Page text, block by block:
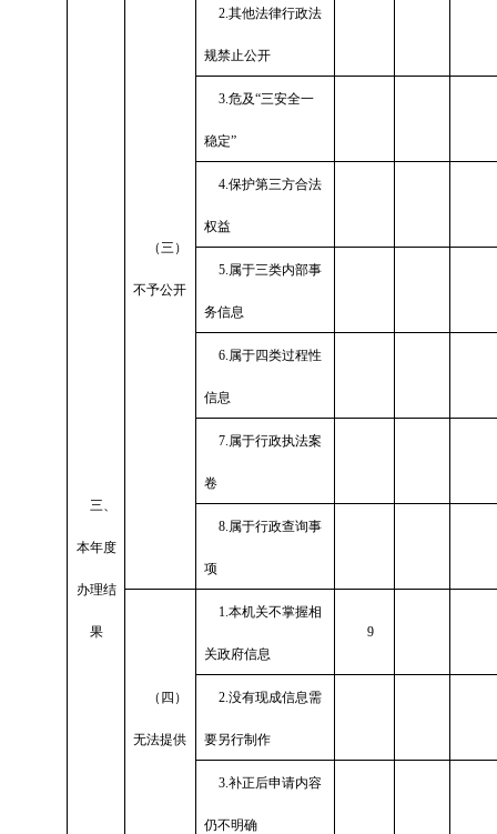
三、
本年度
办理结
果
（三）
不予公开
2.其他法律行政法
规禁止公开
3.危及“三安全一
稳定”
4.保护第三方合法
权益
5.属于三类内部事
务信息
6.属于四类过程性
信息
7.属于行政执法案
卷
8.属于行政查询事
项
（四）
无法提供
1.本机关不掌握相
关政府信息
9
2.没有现成信息需
要另行制作
3.补正后申请内容
仍不明确